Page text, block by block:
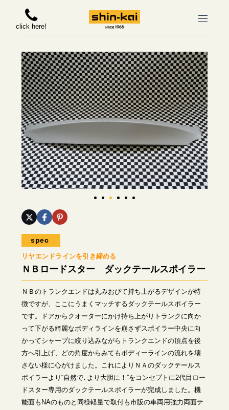
click here!
spec
リヤエンドラインを引き締める
ＮＢロードスター ダックテールスポイラー
ＮＢのトランクエンドは丸みおびて持ち上がるデザインが特
徴ですが、ここにうまくマッチするダックテールスポイラー
です。ドアからクオーターにかけ持ち上がりトランクに向か
って下がる綺麗なボディラインを崩さずスポイラー中央に向
かってシャープに絞り込みながらトランクエンドの頂点を後
方へ引上げ、どの角度からみてもボディーラインの流れを壊
さない様に心がけました。これによりＮＡのダックテールス
ポイラーより“自然で､より大胆に！”をコンセプトに2代目ロー
ドスター専用のダックテールスポイラーが完成しました。機
能面もNAのものと同様軽量で取付も市販の車両用強力両面テ